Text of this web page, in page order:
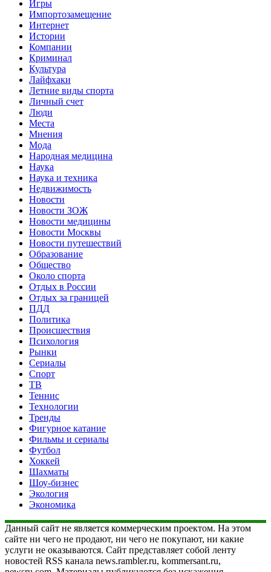
Игры
Импортозамещение
Интернет
Истории
Компании
Криминал
Культура
Лайфхаки
Летние виды спорта
Личный счет
Люди
Места
Мнения
Мода
Народная медицина
Наука
Наука и техника
Недвижимость
Новости
Новости ЗОЖ
Новости медицины
Новости Москвы
Новости путешествий
Образование
Общество
Около спорта
Отдых в России
Отдых за границей
ПДД
Политика
Происшествия
Психология
Рынки
Сериалы
Спорт
ТВ
Теннис
Технологии
Тренды
Фигурное катание
Фильмы и сериалы
Футбол
Хоккей
Шахматы
Шоу-бизнес
Экология
Экономика
Данный сайт не является коммерческим проектом. На этом
сайте ни чего не продают, ни чего не покупают, ни какие
услуги не оказываются. Сайт представляет собой ленту
новостей RSS канала news.rambler.ru, kommersant.ru,